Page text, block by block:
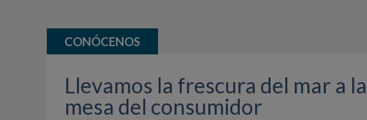
CONÓCENOS
Llevamos la frescura del mar a la
mesa del consumidor